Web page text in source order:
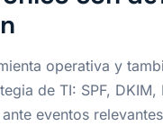
operativa y
de TI: SPF,
eventos